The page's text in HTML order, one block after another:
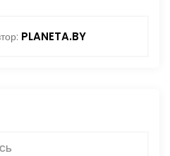
PLANETA.BY